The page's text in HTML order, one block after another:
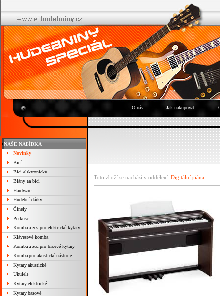
O nás Jak nakupovat
NAŠE NABÍDKA
Novinky
Bicí
Bicí elektronické
Blány na bicí
Hardware
Hudební dárky
Činely
Perkuse
Komba a zes.pro elektrické kytary
Klávesové komba
Komba a zes.pro basové kytary
Komba pro akustické nástroje
Kytary akustické
Ukulele
Kytary elektrické
Kytary basové
Toto zboží se nachází v oddělení: Digitální piána